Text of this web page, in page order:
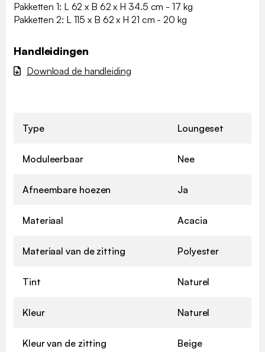
Pakketten 1: L 62 x B 62 x H 34.5 cm - 17 kg
Pakketten 2: L 115 x B 62 x H 21 cm - 20 kg
Handleidingen
Download de handleiding
Type Loungeset
Moduleerbaar Nee
Afneembare hoezen Ja
Materiaal Acacia
Materiaal van de zitting Polyester
Tint Naturel
Kleur Naturel
Kleur van de zitting Beige